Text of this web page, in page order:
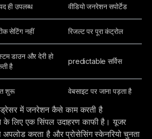
ही उपलब्ध वीडियो जनरेशन सपोर्टेड
सेटिंग नहीं रिजल्ट पर पूरा कंट्रोल
डाउन और देरी हो
है
predictable सर्विस
शुरू वेबसाइट पर जाना पड़ता है
में जनरेशन कैसे काम करती है
के लिए एक सिंपल उदाहरण काफी है। यूजर
अपलोड करता है और प्रोसेसिंग स्केनरियो चुनता